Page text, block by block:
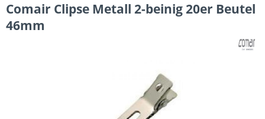
Comair Clipse Metall 2-beinig 20er Beutel
46mm